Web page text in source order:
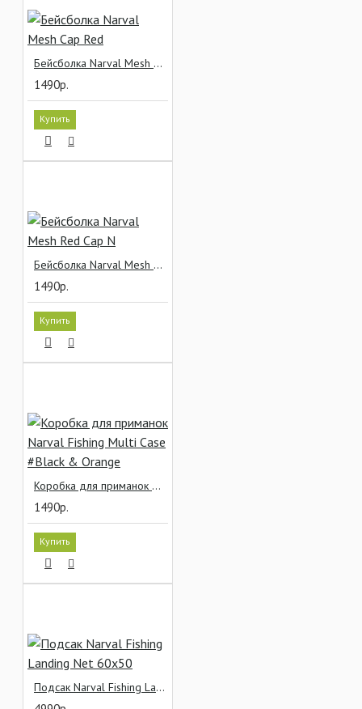
Бейсболка Narval Mesh Cap Red
1490р.
Купить
Бейсболка Narval Mesh Red Cap N
1490р.
Купить
Коробка для приманок Narval Fishing Multi Case #Black & Orange
1490р.
Купить
Подсак Narval Fishing Landing Net 60x50